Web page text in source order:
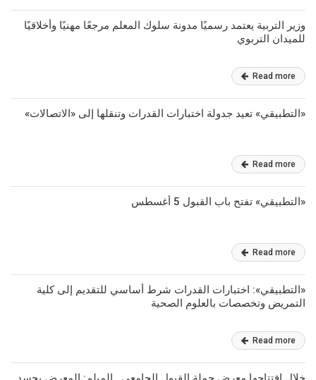
وزير التربية يعتمد رسميًا مدونة سلوك المعلم مرجعًا مهنيًا وأخلاقيًا
للميدان التربوي
Read more
«التطبيقي» تعيد جدولة اختبارات القدرات وتنقلها إلى «الاتصالات»
Read more
«التطبيقي» تفتح باب القبول 5 أغسطس
Read more
«التطبيقي»: اختبارات القدرات شرط أساسي للتقديم إلى كلية
التمريض وتخصصات بالعلوم الصحية
Read more